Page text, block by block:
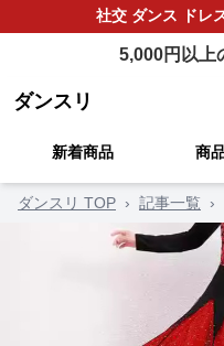
社交 ダンス ドレ
5,000円以上
ダンスリ
新着商品 商
ダンスリ TOP › 記事一覧 ›